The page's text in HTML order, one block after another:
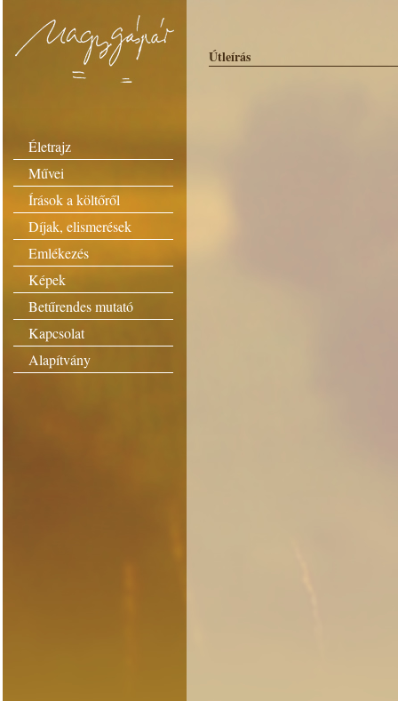
Életrajz
Művei
Írások a költőről
Díjak, elismerések
Emlékezés
Képek
Betűrendes mutató
Kapcsolat
Alapítvány
Útleírás